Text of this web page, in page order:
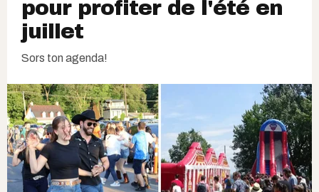
pour profiter de l'été en
juillet
Sors ton agenda!